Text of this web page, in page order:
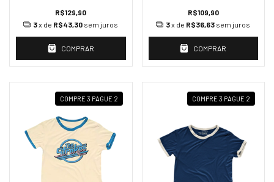
R$129,90
3x de R$43,30 sem juros
COMPRAR
R$109,90
3x de R$36,63 sem juros
COMPRAR
COMPRE 3 PAGUE 2 COMPRE 3 PAGUE 2